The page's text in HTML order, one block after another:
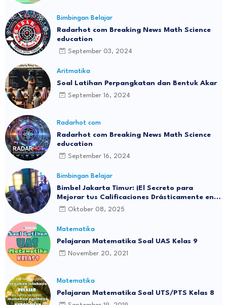
Bimbingan Belajar
Radarhot com Breaking News Math Science
education
September 03, 2024
Aritmatika
Soal Latihan Perpangkatan dan Bentuk Akar
September 16, 2024
Radarhot com
Radarhot com Breaking News Math Science
education
September 16, 2024
Bimbingan Belajar
Bimbel Jakarta Timur: ¡El Secreto para
Mejorar tus Calificaciones Drásticamente en 3
Meses!Oktober 08, 2025
Matematika
Pelajaran Matematika Soal UAS Kelas 9
November 20, 2021
Matematika
Pelajaran Matematika Soal UTS/PTS Kelas 8